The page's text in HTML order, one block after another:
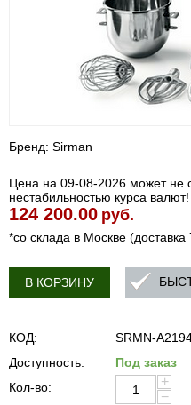
Бренд: Sirman
Цена на 09-08-2026 может не
нестабильностью курса валют!
124 200.00 руб.
*со склада в Москве
В КОРЗИНУ
КОД:
SRMN-
Доступность:
Под заказ
Кол-во:
+
−